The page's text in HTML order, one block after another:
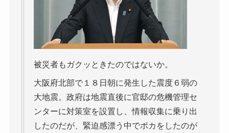
被災者もガクッときたのではないか。
大阪府北部で１８日朝に発生した震度６弱の
大地震。政府は地震直後に官邸の危機管理セ
ンターに対策室を設置し、情報収集に乗り出
したのだが、緊迫感漂う中でポカをしたのが